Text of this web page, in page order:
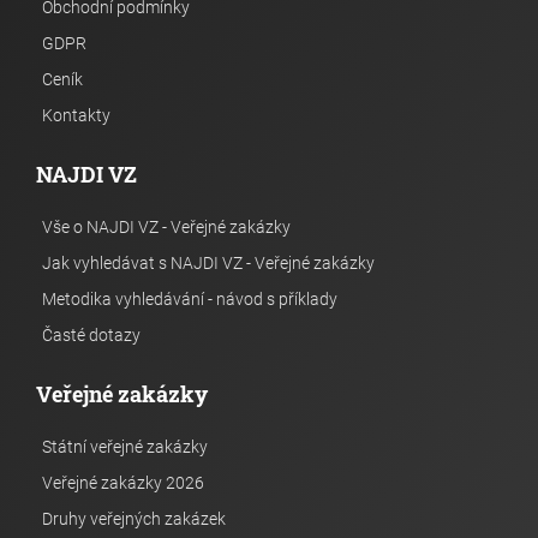
Obchodní podmínky
GDPR
Ceník
Kontakty
NAJDI VZ
Vše o NAJDI VZ - Veřejné zakázky
Jak vyhledávat s NAJDI VZ - Veřejné zakázky
Metodika vyhledávání - návod s příklady
Časté dotazy
Veřejné zakázky
Státní veřejné zakázky
Veřejné zakázky 2026
Druhy veřejných zakázek